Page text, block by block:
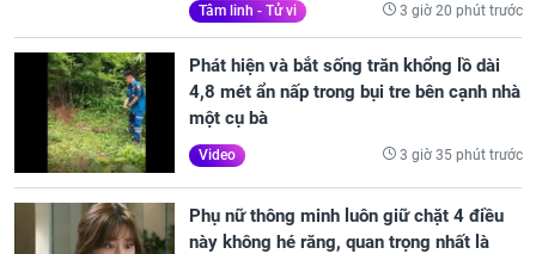
Tâm linh - Tử vi 3 giờ 20 phút trước
Phát hiện và bắt sống trăn khổng lồ dài
4,8 mét ẩn nấp trong bụi tre bên cạnh nhà
một cụ bà
Video 3 giờ 35 phút trước
Phụ nữ thông minh luôn giữ chặt 4 điều
này không hé răng, quan trọng nhất là